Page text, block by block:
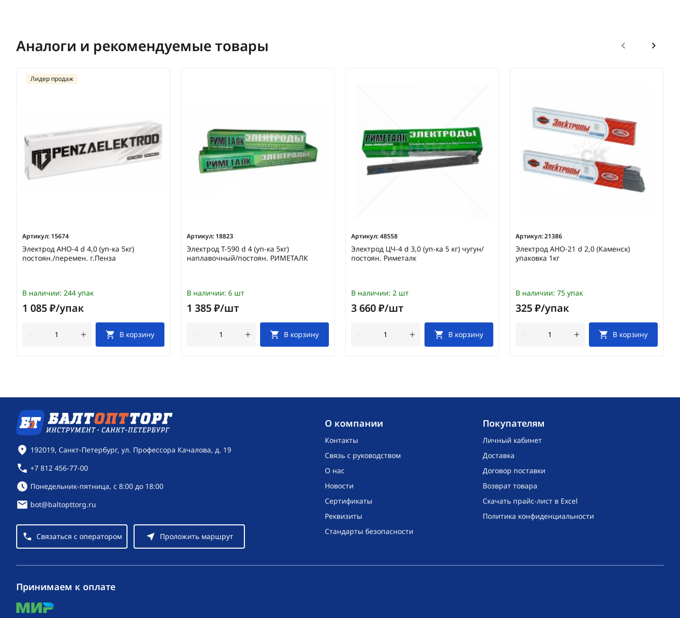
Аналоги и рекомендуемые товары
Артикул: 15674
Электрод АНО-4 d 4,0 (уп-ка 5кг)
постоян./перемен. г.Пенза
Лидер продаж
В наличии: 244 упак
1 085 ₽/упак
В корзину
Артикул: 18823
Электрод Т-590 d 4 (уп-ка 5кг)
наплавочный/постоян. РИМЕТАЛК
В наличии: 6 шт
1 385 ₽/шт
В корзину
Артикул:48558
Электрод ЦЧ-4 d 3,0 (уп-ка 5 кг) чугун/
постоян. Риметалк
В наличии: 2 шт
3 660 ₽/шт
В корзину
Артикул:21386
Электрод АНО-21 d 2,0 (Каменск)
упаковка 1кг
В наличии: 75 упак
325 ₽/упак
В корзину
O компании
Контакты
Связь с руководством
О нас
Новости
Сертификаты
Реквизиты
Стандарты безопасности
Покупателям
Личный кабинет
Доставка
Договор поставки
Возврат товара
Скачать прайс-лист в Excel
Политика конфиденциальности
Контактная информация
192019, Санкт-Петербург, ул. Профессора Качалова, д. 19
+7 812 456-77-00
Режим работы:
Понедельник-пятница, с 8:00 до 18:00
bot@baltopttorg.ru
Связаться с оператором Проложить маршрут
Принимаем к оплате
mir